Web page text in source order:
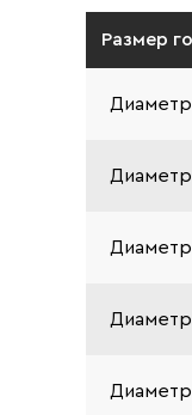
Размер